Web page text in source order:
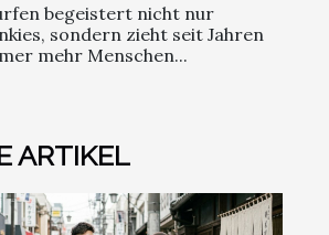
begeistert nicht nur
sondern zieht seit Jahren
mehr Menschen...
ARTIKEL